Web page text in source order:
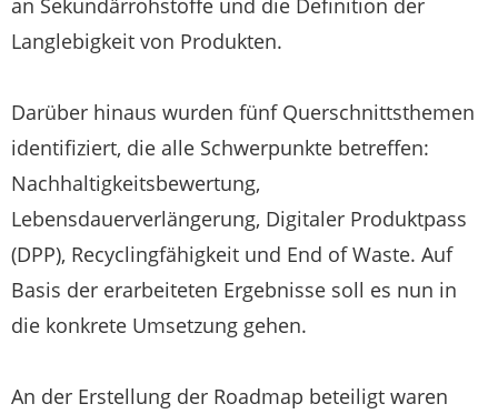
an Sekundärrohstoffe und die Definition der
Langlebigkeit von Produkten.
Darüber hinaus wurden fünf Querschnittsthemen
identifiziert, die alle Schwerpunkte betreffen:
Nachhaltigkeitsbewertung,
Lebensdauerverlängerung, Digitaler Produktpass
(DPP), Recyclingfähigkeit und End of Waste. Auf
Basis der erarbeiteten Ergebnisse soll es nun in
die konkrete Umsetzung gehen.
An der Erstellung der Roadmap beteiligt waren